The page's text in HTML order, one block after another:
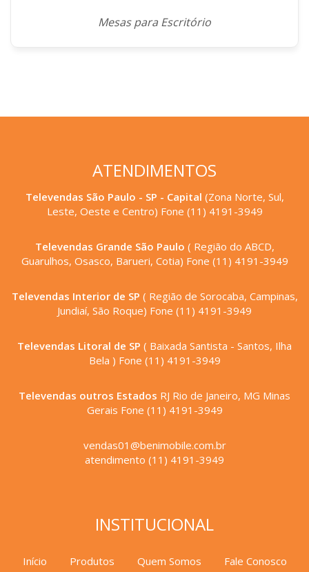
Mesas para Escritório
ATENDIMENTOS
Televendas São Paulo - SP - Capital (Zona Norte, Sul,
Leste, Oeste e Centro) Fone (11) 4191-3949
Televendas Grande São Paulo ( Região do ABCD,
Guarulhos, Osasco, Barueri, Cotia) Fone (11) 4191-3949
Televendas Interior de SP ( Região de Sorocaba, Campinas,
Jundiaí, São Roque) Fone (11) 4191-3949
Televendas Litoral de SP ( Baixada Santista - Santos, Ilha
Bela ) Fone (11) 4191-3949
Televendas outros Estados RJ Rio de Janeiro, MG Minas
Gerais Fone (11) 4191-3949
vendas01@benimobile.com.br
atendimento (11) 4191-3949
INSTITUCIONAL
Início Produtos Quem Somos Fale Conosco